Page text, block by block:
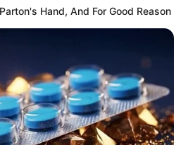
Hand, And For Good Reason